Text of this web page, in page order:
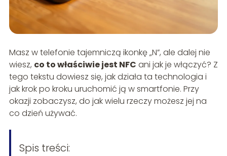
Masz w telefonie tajemniczą ikonkę „N”, ale dalej nie
wiesz, co to właściwie jest NFC ani jak je włączyć? Z
tego tekstu dowiesz się, jak działa ta technologia i
jak krok po kroku uruchomić ją w smartfonie. Przy
okazji zobaczysz, do jak wielu rzeczy możesz jej na
co dzień używać.
Spis treści: